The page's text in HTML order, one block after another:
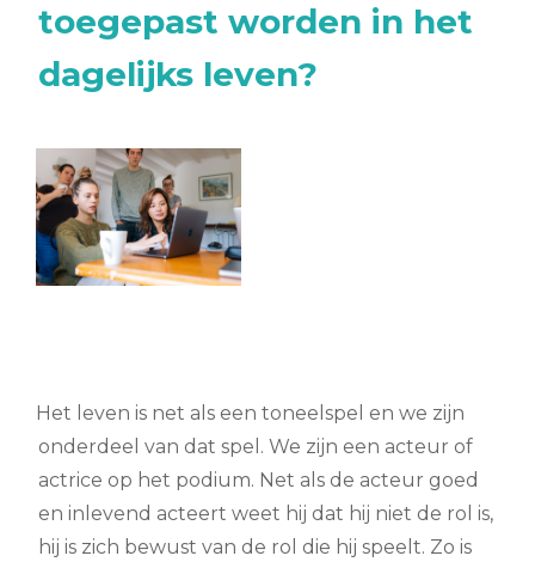
toegepast worden in het
dagelijks leven?
Het leven is net als een toneelspel en we zijn
onderdeel van dat spel. We zijn een acteur of
actrice op het podium. Net als de acteur goed
en inlevend acteert weet hij dat hij niet de rol is,
hij is zich bewust van de rol die hij speelt. Zo is